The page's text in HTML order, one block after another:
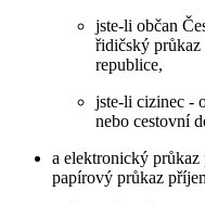
jste-li občan
řidičský průkaz
republice,
jste-li cizinec -
nebo cestovní
a elektronický průkaz
papírový průkaz